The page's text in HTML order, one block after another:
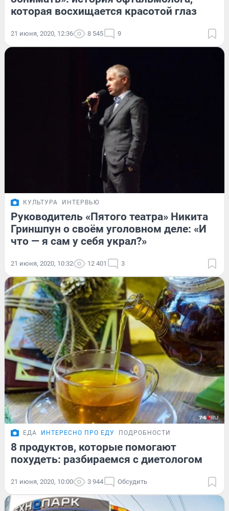
которая восхищается красотой глаз
21 июня, 2020, 12:36 8 545 9
КУЛЬТУРА ИНТЕРВЬЮ
Руководитель «Пятого театра» Никита
Гриншпун о своём уголовном деле: «И
что — я сам у себя украл?»
21 июня, 2020, 10:32 12 401 3
ЕДА ИНТЕРЕСНО ПРО ЕДУ ПОДРОБНОСТИ
8 продуктов, которые помогают
похудеть: разбираемся с диетологом
21 июня, 2020, 10:00 3 944 Обсудить